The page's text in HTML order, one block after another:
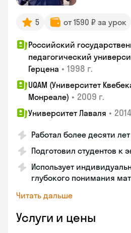
5 от 1590 ₽ за урок
Российский
педагогический
Герцена • 1998 г.
UQAM (Университет
Монреале) • 2009 г.
Университет Лаваля •
Работал более десяти
Подготовил студентов к
Использует
глубокого понимания
Читать дальше
Услуги и цены